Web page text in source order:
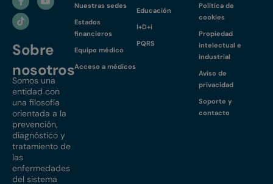
Sobre
nosotros
Somos una
entidad con
una filosofía
orientada a la
prevención,
diagnóstico y
tratamiento de
las
enfermedades
del sistema
Nuestras sedes
Estados
financieros
Equipo médico
Acceso a médicos
Educación
I+D+i
PQRS
Política de
cookies
Propiedad
intelectual e
industrial
Aviso de
privacidad
Soporte y
contacto